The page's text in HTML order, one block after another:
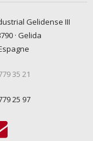
Gelidense III
· Gelida
35 21
25 97